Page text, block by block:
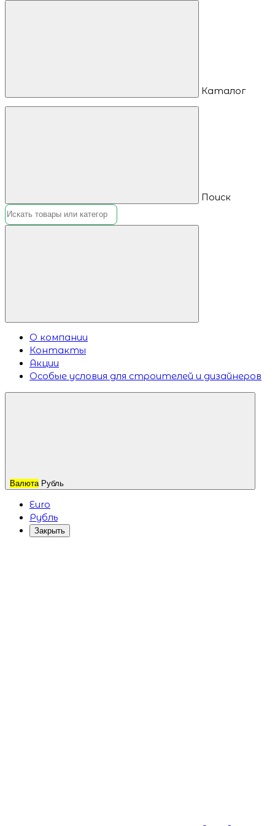
Каталог
Поиск
О компании
Контакты
Акции
Особые условия для строителей и дизайнеров
Валюта Рубль
Euro
Рубль
Закрыть